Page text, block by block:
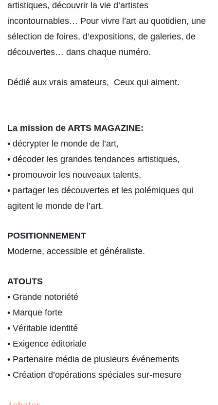
artistiques, découvrir la vie d’artistes
incontournables… Pour vivre l’art au quotidien, une
sélection de foires, d’expositions, de galeries, de
découvertes… dans chaque numéro.
Dédié aux vrais amateurs, Ceux qui aiment.
La mission de ARTS MAGAZINE:
• décrypter le monde de l’art,
• décoder les grandes tendances artistiques,
• promouvoir les nouveaux talents,
• partager les découvertes et les polémiques qui
agitent le monde de l’art.
POSITIONNEMENT
Moderne, accessible et généraliste.
ATOUTS
• Grande notoriété
• Marque forte
• Véritable identité
• Exigence éditoriale
• Partenaire média de plusieurs événements
• Création d’opérations spéciales sur-mesure